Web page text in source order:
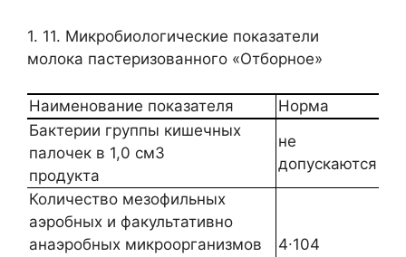
1. 11. Микробиологические показатели
молока пастеризованного «Отборное»
Наименование показателя
Норма
Бактерии группы кишечных
палочек в 1,0 см3
продукта
не
допускаются
Количество мезофильных
аэробных и факультативно
анаэробных микроорганизмов
4∙104